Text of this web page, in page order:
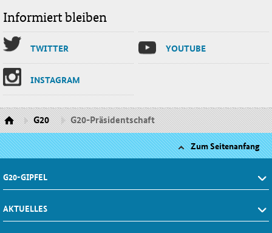
Informiert bleiben
TWIT­TER YOU­TU­BE
INS­TA­GRAM
G20 G20-Präsidentschaft
Zum Seitenanfang
G20-GIPFEL
AKTUELLES